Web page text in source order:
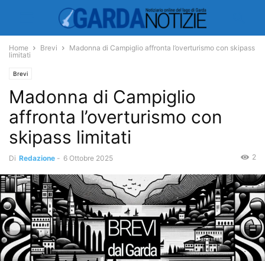
Home Brevi
Madonna di Campiglio affronta l’overturismo con skipass
limitati
Brevi
Madonna di Campiglio
affronta l’overturismo con
skipass limitati
Di Redazione - 6 Ottobre 2025 2